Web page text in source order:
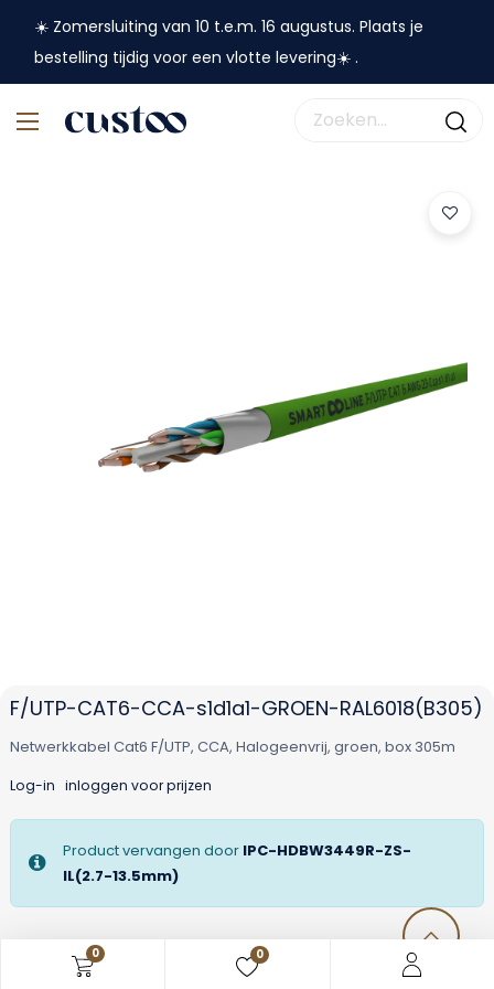
0 0
☀️ Zomersluiting van 10 t.e.m. 16 augustus. Plaats je
bestelling tijdig voor een vlotte levering☀️ .
F/UTP-CAT6-CCA-s1d1a1-GROEN-RAL6018(B305)
Netwerkkabel Cat6 F/UTP, CCA, Halogeenvrij, groen, box 305m
Log-in inloggen voor prijzen
Product vervangen door IPC-HDBW3449R-ZS-
IL(2.7-13.5mm)